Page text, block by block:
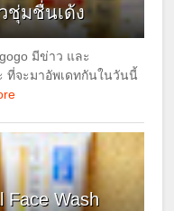
ชุ่มชื่นเด้ง
มีข่าว และ
ที่จะมาอัพเดทกันในวันนี้
Face Wash